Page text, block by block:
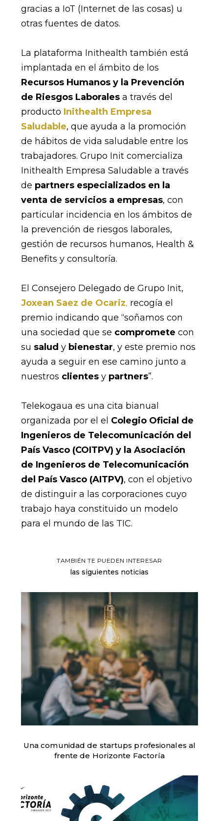
gracias a IoT (Internet de las cosas) u
otras fuentes de datos.
La plataforma Inithealth también está
implantada en el ámbito de los
Recursos Humanos y la Prevención
de Riesgos Laboralesa través del
producto Inithealth Empresa
Saludable, que ayuda a la promoción
de hábitos de vida saludable entre los
trabajadores. Grupo Init comercializa
Inithealth Empresa Saludable a través
de partners especializados en la
venta de servicios a empresas, con
particular incidencia en los ámbitos de
la prevención de riesgos laborales,
gestión de recursos humanos, Health &
Benefits y consultoría.
El Consejero Delegado de Grupo Init,
Joxean Saez de Ocariz, recogía el
premio indicando que “soñamos con
una sociedad que se compromete con
su salud y bienestar, y este premio nos
ayuda a seguir en ese camino junto a
nuestros clientesy partners”.
Telekogaua es una cita bianual
organizada por el el Colegio Oficial de
Ingenieros de Telecomunicación del
País Vasco (COITPV) y la Asociación
de Ingenieros de Telecomunicación
del País Vasco (AITPV), con el objetivo
de distinguir a las corporaciones cuyo
trabajo haya constituido un modelo
para el mundo de las TIC.
TAMBIÉN TE PUEDEN INTERESAR
las siguientes noticias
Una comunidad de startups profesionales al
frente de Horizonte Factoría